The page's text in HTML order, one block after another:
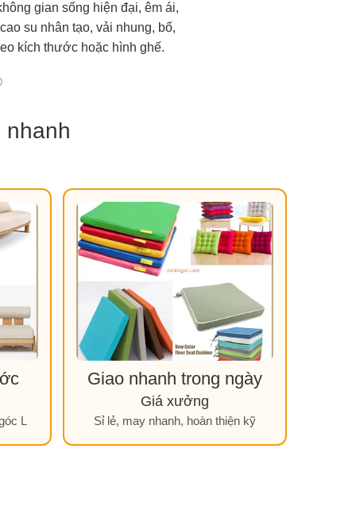
gian sống hiện đại, êm ái,
su nhân tạo, vải nhung, bố,
kích thước hoặc hình ghế.
nhanh
L
Giao nhanh trong ngày
Giá xưởng
Sỉ lẻ, may nhanh, hoàn thiện kỹ